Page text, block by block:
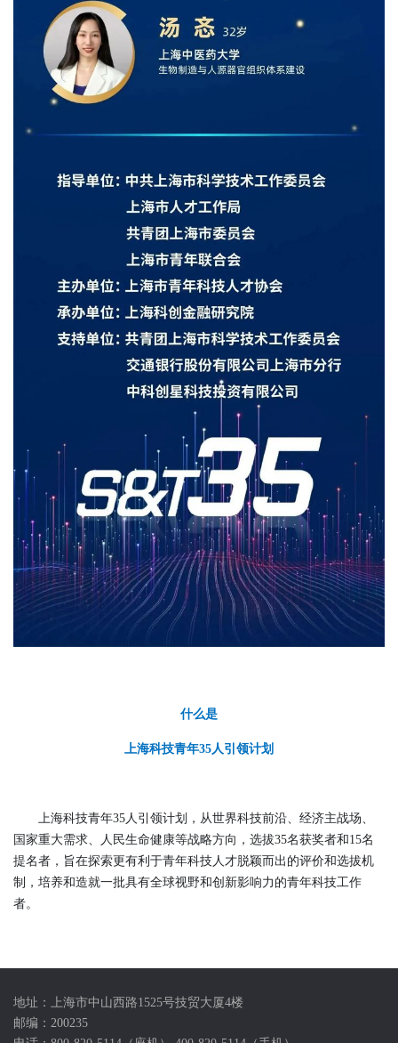
什么是
上海科技青年35人引领计划
上海科技青年35人引领计划，从世界科技前沿、经济主战场、
国家重大需求、人民生命健康等战略方向，选拔35名获奖者和15名
提名者，旨在探索更有利于青年科技人才脱颖而出的评价和选拔机
制，培养和造就一批具有全球视野和创新影响力的青年科技工作
者。
地址：上海市中山西路1525号技贸大厦4楼
邮编：200235